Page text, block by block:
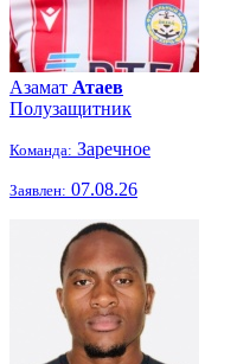
Азамат Атаев
Полузащитник
Команда: Заречное
Заявлен: 07.08.26